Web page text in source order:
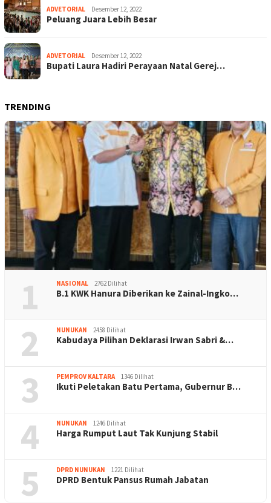
ADVETORIAL Desember 12, 2022
Peluang Juara Lebih Besar
ADVETORIAL Desember 12, 2022
Bupati Laura Hadiri Perayaan Natal Gerej…
TRENDING
1 NASIONAL 2762 Dilihat
B.1 KWK Hanura Diberikan ke Zainal-Ingko…
2 NUNUKAN 2458 Dilihat
Kabudaya Pilihan Deklarasi Irwan Sabri &…
3 PEMPROV KALTARA 1346 Dilihat
Ikuti Peletakan Batu Pertama, Gubernur B…
4 NUNUKAN 1246 Dilihat
Harga Rumput Laut Tak Kunjung Stabil
5 DPRD NUNUKAN 1221 Dilihat
DPRD Bentuk Pansus Rumah Jabatan